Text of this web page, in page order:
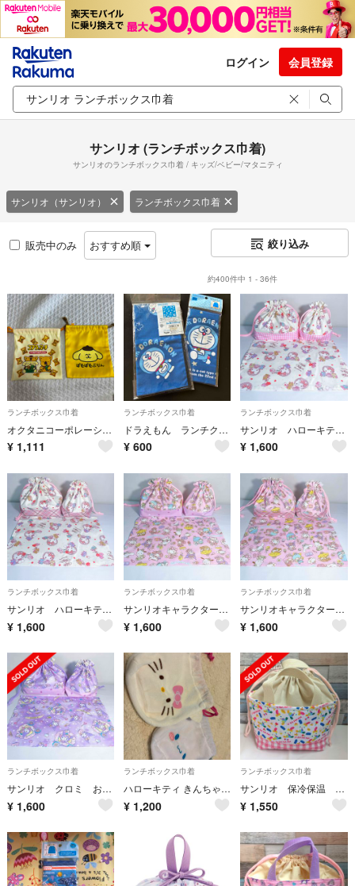
ログイン 会員登録
サンリオ (ランチボックス巾着)
サンリオのランチボックス巾着 / キッズ/ベビー/マタニティ
サンリオ（サンリオ） ランチボックス巾着
販売中のみ おすすめ順 絞り込み
約400件中 1 - 36件
ランチボックス巾着
オクタニコーポレーション キンチャクぽむぽむぷりん
¥ 1,111
ランチボックス巾着
ドラえもん ランチクロス&コップフクロ
¥ 600
ランチボックス巾着
サンリオ ハローキティ お弁当袋 コップ袋 ランチョンマット
¥ 1,600
ランチボックス巾着
サンリオ ハローキティ お弁当袋 コップ袋 ランチョンマット
¥ 1,600
ランチボックス巾着
サンリオキャラクターズ お弁当袋 コップ袋 ランチョンマット
¥ 1,600
ランチボックス巾着
サンリオキャラクターズ お弁当袋 コップ袋 ランチョンマット
¥ 1,600
ランチボックス巾着
サンリオ クロミ お弁当袋 コップ袋 ランチョンマット
¥ 1,600
ランチボックス巾着
ハローキティ きんちゃくポーチ 巾着 WH サンリオ マリモクラフト 小物入れ
¥ 1,200
ランチボックス巾着
サンリオ 保冷保温 ウサハナ 巾着トート お弁当袋 ハンドメイド
¥ 1,550